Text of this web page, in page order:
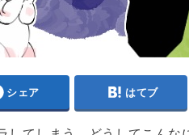
シェア はてブ